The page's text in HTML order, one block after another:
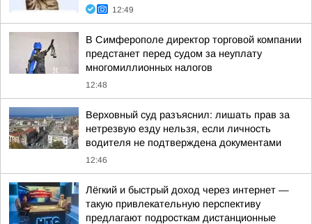
12:49
В Симферополе директор торговой компании
предстанет перед судом за неуплату
многомиллионных налогов
12:48
Верховный суд разъяснил: лишать прав за
нетрезвую езду нельзя, если личность
водителя не подтверждена документами
12:46
Лёгкий и быстрый доход через интернет —
такую привлекательную перспективу
предлагают подросткам дистанционные